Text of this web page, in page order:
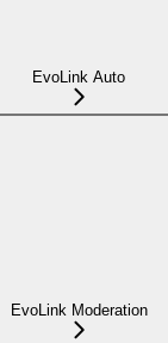
EvoLink Auto
EvoLink Moderation